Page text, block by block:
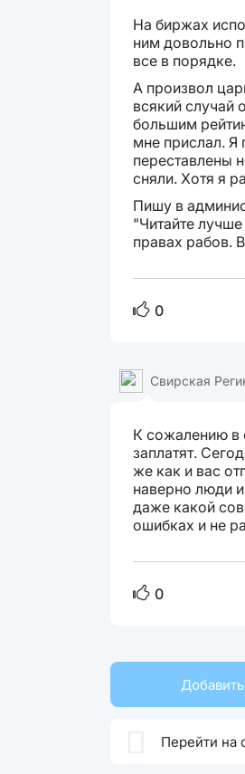
На биржах
ним довольно
все в порядке.
А произвол
всякий случай
большим
мне прислал. Я
переставлены
сняли. Хотя я
Пишу в
"Читайте
правах рабов.
0
Свирская
К сожалению в
заплатят.
же как и вас
наверно люди
даже какой
ошибках и не
0
Перейти на